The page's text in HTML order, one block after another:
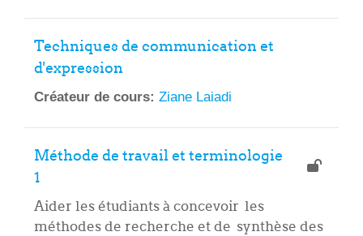
Techniques de communication et
d'expression
Créateur de cours: Ziane Laiadi
Méthode de travail et terminologie
1
Aider les étudiants à concevoir les
méthodes de recherche et de synthèse des